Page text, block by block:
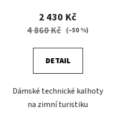
2 430 Kč
4 860 Kč (–50 %)
DETAIL
Dámské technické kalhoty
na zimní turistiku